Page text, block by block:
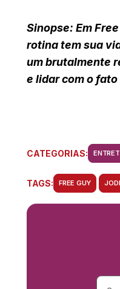
Sinopse: Em
rotina tem sua
um brutalmente
e lidar com o
CATEGORIAS:
TAGS: FREE GUY